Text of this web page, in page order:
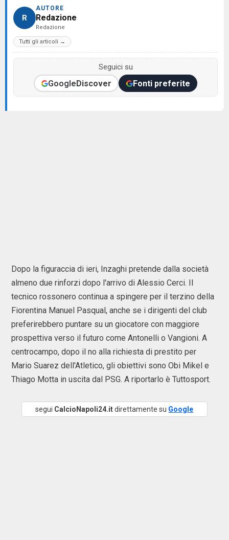
R
AUTORE
Redazione
Redazione
Tutti gli articoli →
Seguici su
GoogleDiscover Fonti preferite
Dopo la figuraccia di ieri, Inzaghi pretende dalla società
almeno due rinforzi dopo l'arrivo di Alessio Cerci. Il
tecnico rossonero continua a spingere per il terzino della
Fiorentina Manuel Pasqual, anche se i dirigenti del club
preferirebbero puntare su un giocatore con maggiore
prospettiva verso il futuro come Antonelli o Vangioni. A
centrocampo, dopo il no alla richiesta di prestito per
Mario Suarez dell'Atletico, gli obiettivi sono Obi Mikel e
Thiago Motta in uscita dal PSG. A riportarlo è Tuttosport.
segui CalcioNapoli24.itdirettamente su Google